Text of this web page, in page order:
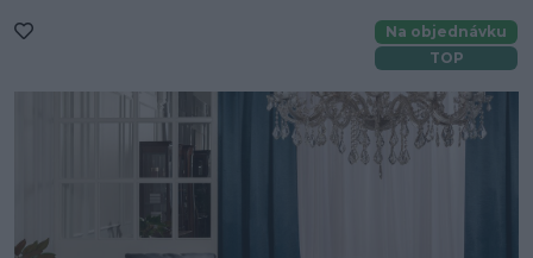
Na objednávku
TOP